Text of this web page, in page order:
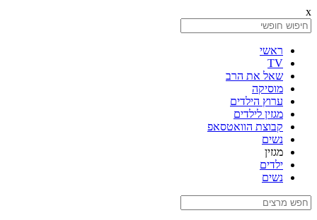
x
ראשי
TV
שאל את הרב
מוסיקה
ערוץ הילדים
מגזין לילדים
קבוצת הוואטסאפ
נשים
מגזין
ילדים
נשים